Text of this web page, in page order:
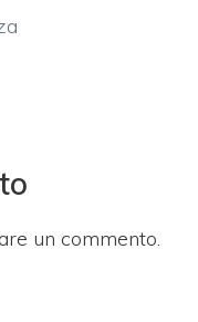
un commento.